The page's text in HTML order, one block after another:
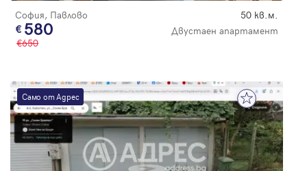
София, Павлово 50 кв.м.
580
Двустаен апартамент
650
Само от Адрес